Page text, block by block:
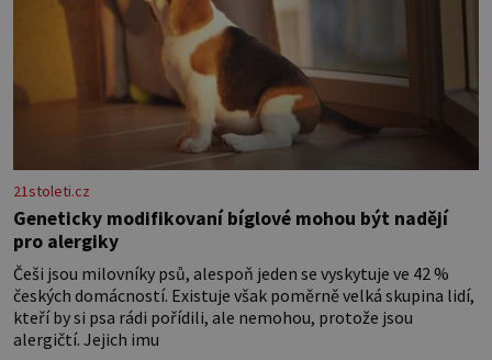
21stoleti.cz
Geneticky modifikovaní bíglové mohou být nadějí
pro alergiky
Češi jsou milovníky psů, alespoň jeden se vyskytuje ve 42 %
českých domácností. Existuje však poměrně velká skupina lidí,
kteří by si psa rádi pořídili, ale nemohou, protože jsou
alergičtí. Jejich imu